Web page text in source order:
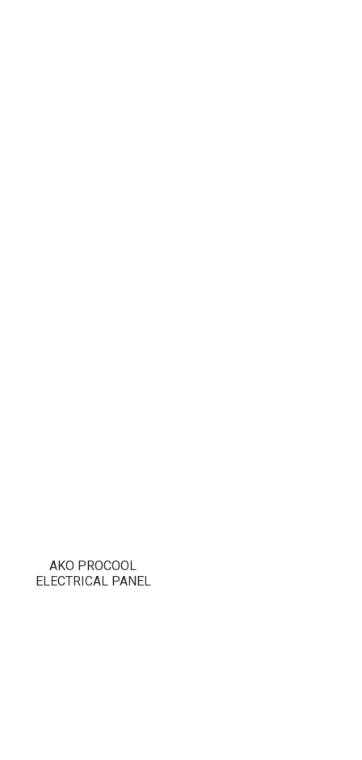
AKO PROCOOL
ELECTRICAL PANEL